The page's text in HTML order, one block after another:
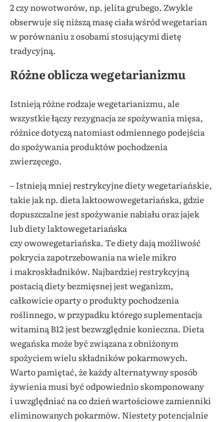
2 czy nowotworów, np. jelita grubego. Zwykle
obserwuje się niższą masę ciała wśród wegetarian
w porównaniu z osobami stosującymi dietę
tradycyjną.
Różne oblicza wegetarianizmu
Istnieją różne rodzaje wegetarianizmu, ale
wszystkie łączy rezygnacja ze spożywania mięsa,
różnice dotyczą natomiast odmiennego podejścia
do spożywania produktów pochodzenia
zwierzęcego.
– Istnieją mniej restrykcyjne diety wegetariańskie,
takie jak np. dieta laktoowowegetariańska, gdzie
dopuszczalne jest spożywanie nabiału oraz jajek
lub diety laktowegetariańska
czy owowegetariańska. Te diety dają możliwość
pokrycia zapotrzebowania na wiele mikro
i makroskładników. Najbardziej restrykcyjną
postacią diety bezmięsnej jest weganizm,
całkowicie oparty o produkty pochodzenia
roślinnego, w przypadku którego suplementacja
witaminą B12 jest bezwzględnie konieczna. Dieta
wegańska może być związana z obniżonym
spożyciem wielu składników pokarmowych.
Warto pamiętać, że każdy alternatywny sposób
żywienia musi być odpowiednio skomponowany
i uwzględniać na co dzień wartościowe zamienniki
eliminowanych pokarmów. Niestety potencjalnie